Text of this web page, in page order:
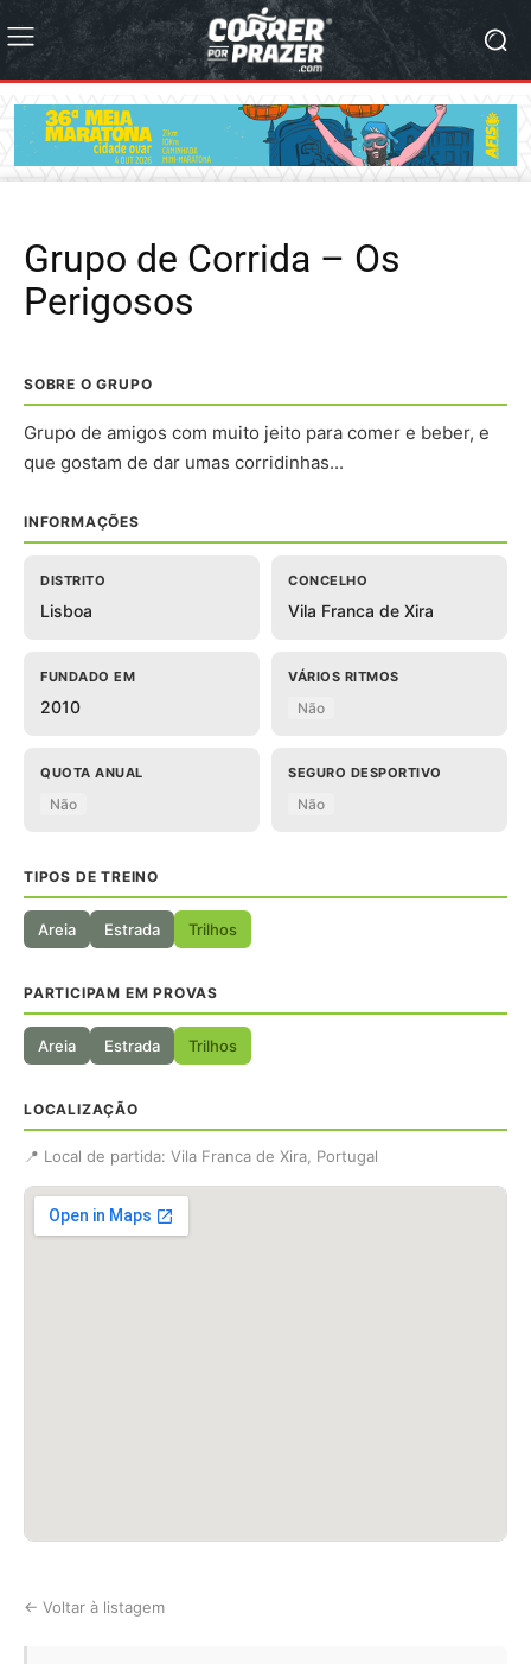
Grupo de Corrida – Os
Perigosos
SOBRE O GRUPO
Grupo de amigos com muito jeito para comer e beber, e
que gostam de dar umas corridinhas...
INFORMAÇÕES
DISTRITO
Lisboa
CONCELHO
Vila Franca de Xira
FUNDADO EM
2010
VÁRIOS RITMOS
Não
QUOTA ANUAL
Não
SEGURO DESPORTIVO
Não
TIPOS DE TREINO
Areia Estrada Trilhos
PARTICIPAM EM PROVAS
Areia Estrada Trilhos
LOCALIZAÇÃO
📍 Local de partida: Vila Franca de Xira, Portugal
← Voltar à listagem